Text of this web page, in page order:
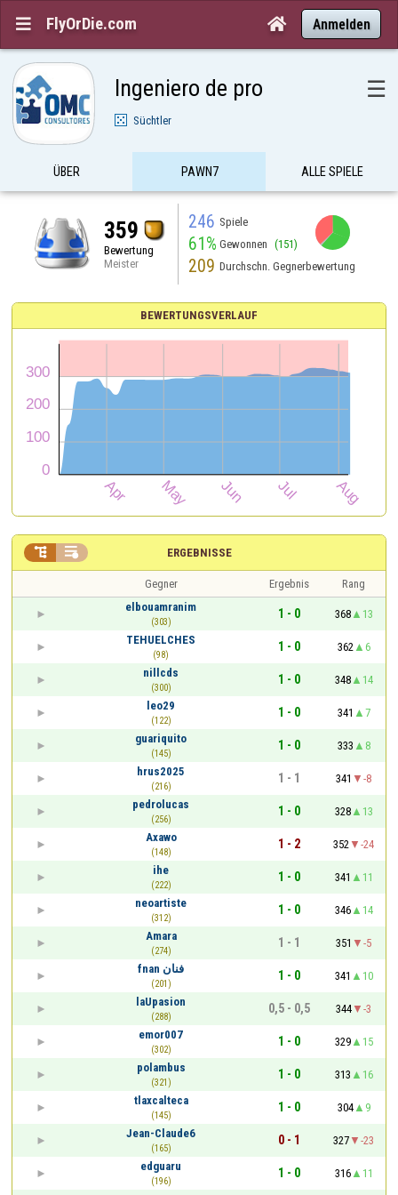
 FlyOrDie.com  Anmelden
Ingeniero de pro ☰
Süchtler
ÜBER PAWN7 ALLE SPIELE
359
Bewertung
Meister
246 Spiele
61% Gewonnen (151)
209 Durchschn. Gegnerbewertung
BEWERTUNGSVERLAUF
ERGEBNISSE
 
Gegner Ergebnis
Rang
elbouamranim
(303)
1 - 0 368
13
TEHUELCHES
(98)
1 - 0 362
6
nillcds
(300)
1 - 0 348
14
leo29
(122)
1 - 0 341
7
guariquito
(145)
1 - 0 333
8
hrus2025
(216)
1 - 1 341
-8
pedrolucas
(256)
1 - 0 328
13
Axawo
(148)
1 - 2 352
-24
ihe
(222)
1 - 0 341
11
neoartiste
(312)
1 - 0 346
14
Amara
(274)
1 - 1 351
-5
fnan فنان
(201)
1 - 0 341
10
laUpasion
(288)
0,5 - 0,5 344
-3
emor007
(302)
1 - 0 329
15
polambus
(321)
1 - 0 313
16
tlaxcalteca
(145)
1 - 0 304
9
Jean-Claude6
(165)
0 - 1 327
-23
edguaru
(196)
1 - 0 316
11